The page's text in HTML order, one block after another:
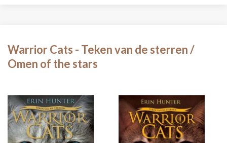
Warrior Cats - Teken van de sterren /
Omen of the stars